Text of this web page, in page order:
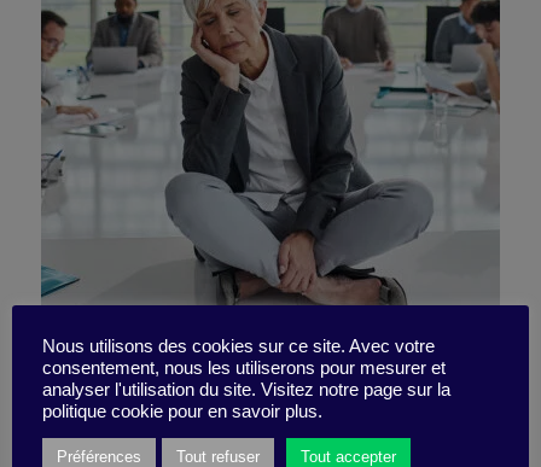
Désamorcer un sujet délicat
comme l’identité
Nous utilisons des cookies sur ce site. Avec votre
consentement, nous les utiliserons pour mesurer et
analyser l'utilisation du site. Visitez notre page sur la
politique cookie pour en savoir plus.
Préférences Tout refuser Tout accepter